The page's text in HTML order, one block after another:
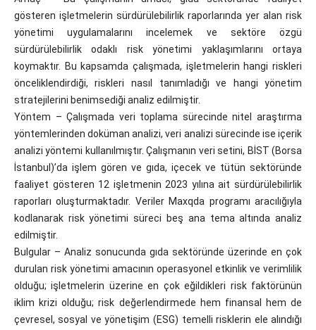
gösteren işletmelerin sürdürülebilirlik raporlarında yer alan risk
yönetimi uygulamalarını incelemek ve sektöre özgü
sürdürülebilirlik odaklı risk yönetimi yaklaşımlarını ortaya
koymaktır. Bu kapsamda çalışmada, işletmelerin hangi riskleri
önceliklendirdiği, riskleri nasıl tanımladığı ve hangi yönetim
stratejilerini benimsediği analiz edilmiştir.
Yöntem – Çalışmada veri toplama sürecinde nitel araştırma
yöntemlerinden doküman analizi, veri analizi sürecinde ise içerik
analizi yöntemi kullanılmıştır. Çalışmanın veri setini, BİST (Borsa
İstanbul)’da işlem gören ve gıda, içecek ve tütün sektöründe
faaliyet gösteren 12 işletmenin 2023 yılına ait sürdürülebilirlik
raporları oluşturmaktadır. Veriler Maxqda programı aracılığıyla
kodlanarak risk yönetimi süreci beş ana tema altında analiz
edilmiştir.
Bulgular – Analiz sonucunda gıda sektöründe üzerinde en çok
durulan risk yönetimi amacının operasyonel etkinlik ve verimlilik
olduğu; işletmelerin üzerine en çok eğildikleri risk faktörünün
iklim krizi olduğu; risk değerlendirmede hem finansal hem de
çevresel, sosyal ve yönetişim (ESG) temelli risklerin ele alındığı